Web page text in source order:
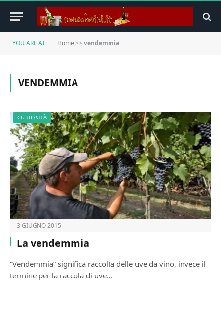
YOU ARE AT: Home >> vendemmia
VENDEMMIA
CURIOSITÀ
3 GIUGNO 2015
La vendemmia
“Vendemmia” significa raccolta delle uve da vino, invece il
termine per la raccola di uve…